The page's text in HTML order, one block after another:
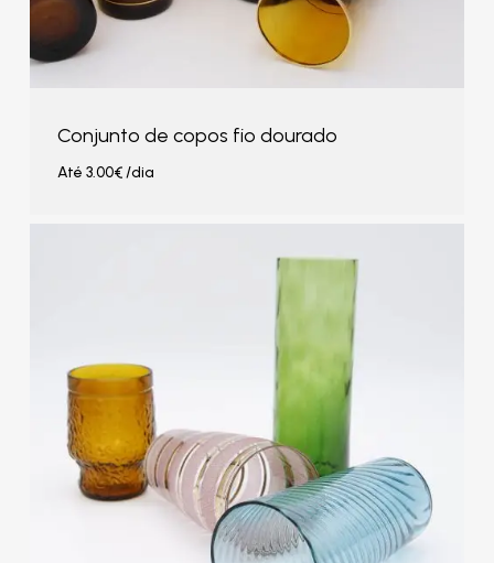
Conjunto de copos fio dourado
Até 3.00€/dia